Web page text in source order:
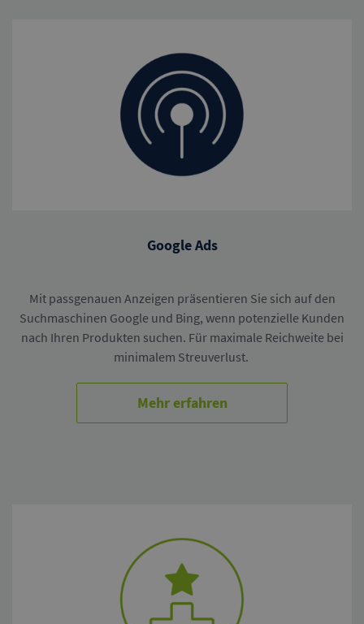
Google Ads
Mit passgenauen Anzeigen präsentieren Sie sich auf den
Suchmaschinen Google und Bing, wenn potenzielle Kunden
nach Ihren Produkten suchen. Für maximale Reichweite bei
minimalem Streuverlust.
Mehr erfahren